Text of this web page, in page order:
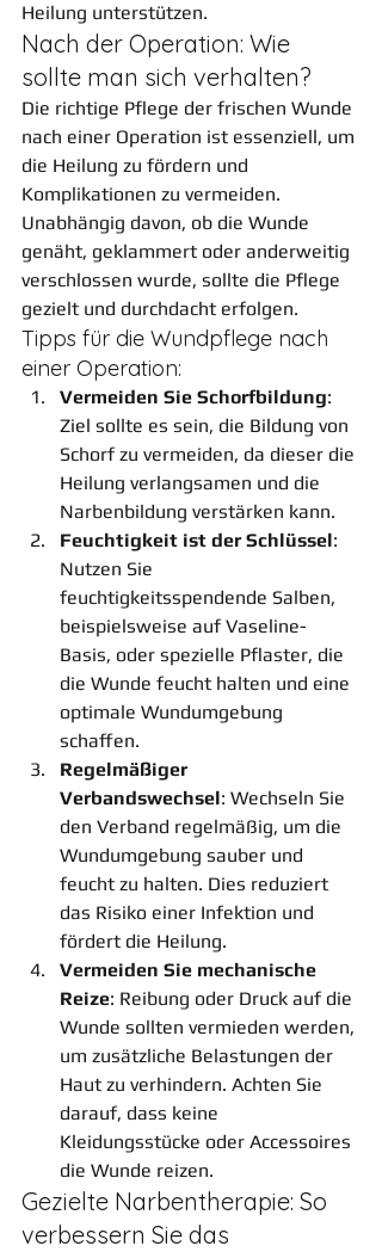
Heilung unterstützen.
Nach der Operation: Wie
sollte man sich verhalten?
Die richtige Pflege der frischen Wunde
nach einer Operation ist essenziell, um
die Heilung zu fördern und
Komplikationen zu vermeiden.
Unabhängig davon, ob die Wunde
genäht, geklammert oder anderweitig
verschlossen wurde, sollte die Pflege
gezielt und durchdacht erfolgen.
Tipps für die Wundpflege nach
einer Operation:
Vermeiden Sie Schorfbildung:
Ziel sollte es sein, die Bildung von
Schorf zu vermeiden, da dieser die
Heilung verlangsamen und die
Narbenbildung verstärken kann.
Feuchtigkeit ist der Schlüssel:
Nutzen Sie
feuchtigkeitsspendende Salben,
beispielsweise auf Vaseline-
Basis, oder spezielle Pflaster, die
die Wunde feucht halten und eine
optimale Wundumgebung
schaffen.
Regelmäßiger
Verbandswechsel: Wechseln Sie
den Verband regelmäßig, um die
Wundumgebung sauber und
feucht zu halten. Dies reduziert
das Risiko einer Infektion und
fördert die Heilung.
Vermeiden Sie mechanische
Reize: Reibung oder Druck auf die
Wunde sollten vermieden werden,
um zusätzliche Belastungen der
Haut zu verhindern. Achten Sie
darauf, dass keine
Kleidungsstücke oder Accessoires
die Wunde reizen.
Gezielte Narbentherapie: So
verbessern Sie das